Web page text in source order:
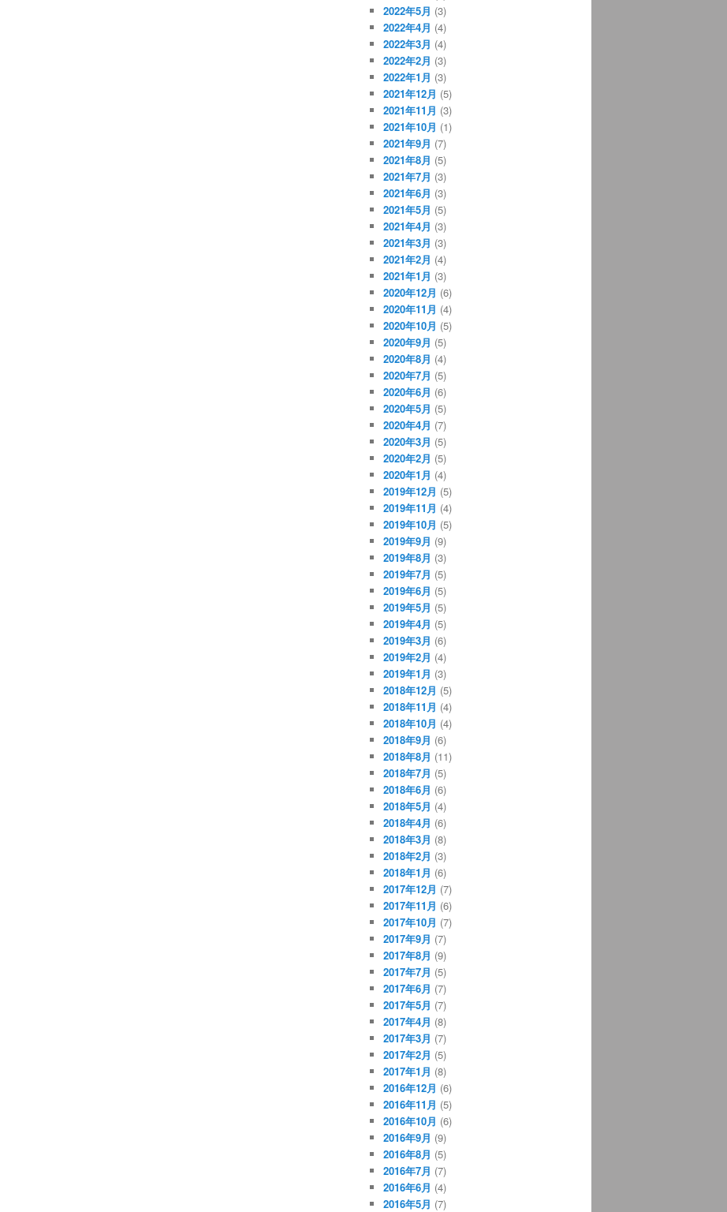
2022年5月 (3)
2022年4月 (4)
2022年3月 (4)
2022年2月 (3)
2022年1月 (3)
2021年12月 (5)
2021年11月 (3)
2021年10月 (1)
2021年9月 (7)
2021年8月 (5)
2021年7月 (3)
2021年6月 (3)
2021年5月 (5)
2021年4月 (3)
2021年3月 (3)
2021年2月 (4)
2021年1月 (3)
2020年12月 (6)
2020年11月 (4)
2020年10月 (5)
2020年9月 (5)
2020年8月 (4)
2020年7月 (5)
2020年6月 (6)
2020年5月 (5)
2020年4月 (7)
2020年3月 (5)
2020年2月 (5)
2020年1月 (4)
2019年12月 (5)
2019年11月 (4)
2019年10月 (5)
2019年9月 (9)
2019年8月 (3)
2019年7月 (5)
2019年6月 (5)
2019年5月 (5)
2019年4月 (5)
2019年3月 (6)
2019年2月 (4)
2019年1月 (3)
2018年12月 (5)
2018年11月 (4)
2018年10月 (4)
2018年9月 (6)
2018年8月 (11)
2018年7月 (5)
2018年6月 (6)
2018年5月 (4)
2018年4月 (6)
2018年3月 (8)
2018年2月 (3)
2018年1月 (6)
2017年12月 (7)
2017年11月 (6)
2017年10月 (7)
2017年9月 (7)
2017年8月 (9)
2017年7月 (5)
2017年6月 (7)
2017年5月 (7)
2017年4月 (8)
2017年3月 (7)
2017年2月 (5)
2017年1月 (8)
2016年12月 (6)
2016年11月 (5)
2016年10月 (6)
2016年9月 (9)
2016年8月 (5)
2016年7月 (7)
2016年6月 (4)
2016年5月 (7)